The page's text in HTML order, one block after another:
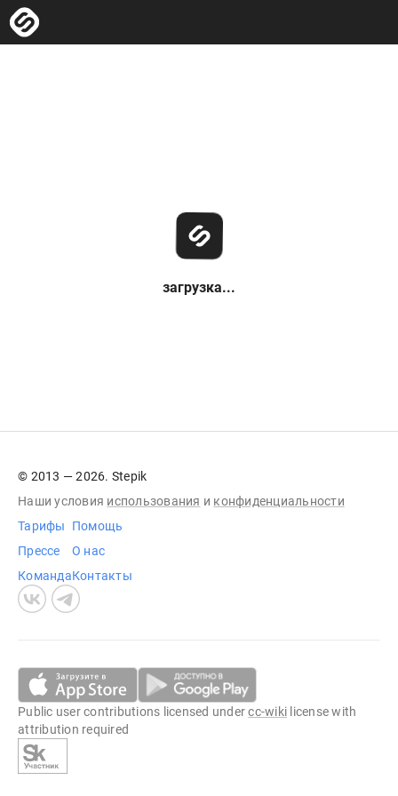
загрузка...
© 2013 — 2026. Stepik
Наши условия использования и конфиденциальности
Тарифы
Прессе
Команда
Помощь
О нас
Контакты
Public user contributions licensed undercc-wiki license with
attribution required